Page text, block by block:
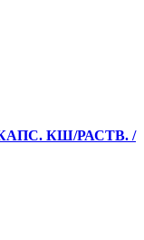
КШ/РАСТВ. /